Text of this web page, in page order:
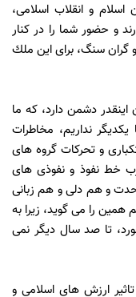
و انقلاب اسلامى،
و حضور شما را در كنار
گران سنگ، براى اين ملك
دشمن دارد، كه ما
نداريم، مخاطرات
و تحركات گروه هاى
خط نفوذ و نفوذى هاى
و هم دلى و هم زبانى
را مى گويد، زيرا به
تا صد سال ديگر نمى
تاثير ارزش هاى اسلامى و